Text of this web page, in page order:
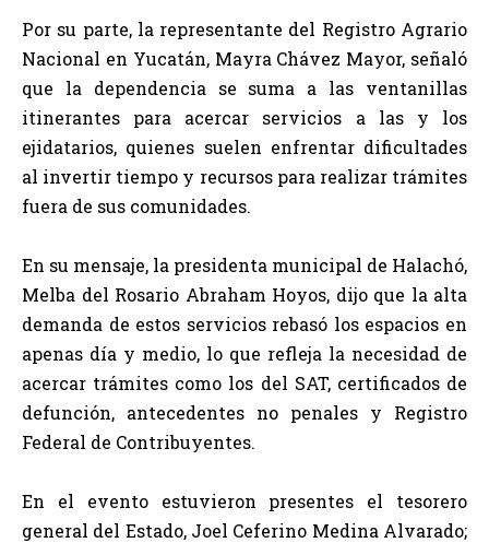
Por su parte, la representante del Registro Agrario
Nacional en Yucatán, Mayra Chávez Mayor, señaló
que la dependencia se suma a las ventanillas
itinerantes para acercar servicios a las y los
ejidatarios, quienes suelen enfrentar dificultades
al invertir tiempo y recursos para realizar trámites
fuera de sus comunidades.
En su mensaje, la presidenta municipal de Halachó,
Melba del Rosario Abraham Hoyos, dijo que la alta
demanda de estos servicios rebasó los espacios en
apenas día y medio, lo que refleja la necesidad de
acercar trámites como los del SAT, certificados de
defunción, antecedentes no penales y Registro
Federal de Contribuyentes.
En el evento estuvieron presentes el tesorero
general del Estado, Joel Ceferino Medina Alvarado;